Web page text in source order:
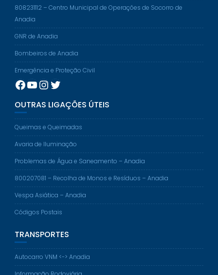
808231112 – Centro Municipal de Operações de Socorro de
Anadia
GNR de Anadia
Bombeiros de Anadia
Emergência e Proteção Civil
Facebook
YouTube
Instagram
Twitter
OUTRAS LIGAÇÕES ÚTEIS
Queimas e Queimadas
Avaria de Iluminação
Problemas de Água e Saneamento – Anadia
800207081 – Recolha de Monos e Resíduos – Anadia
Vespa Asiática – Anadia
Códigos Postais
TRANSPORTES
Autocarro VNM <-> Anadia